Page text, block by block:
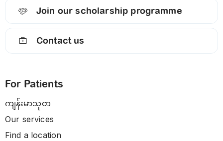
Join our scholarship programme
Contact us
For Patients
ကျန်းမာသုတ
Our services
Find a location